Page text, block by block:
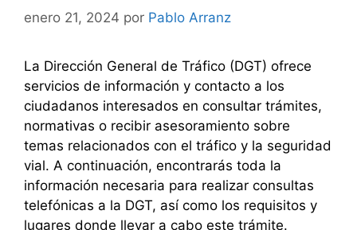
enero 21, 2024 por Pablo Arranz
La Dirección General de Tráfico (DGT) ofrece
servicios de información y contacto a los
ciudadanos interesados en consultar trámites,
normativas o recibir asesoramiento sobre
temas relacionados con el tráfico y la seguridad
vial. A continuación, encontrarás toda la
información necesaria para realizar consultas
telefónicas a la DGT, así como los requisitos y
lugares donde llevar a cabo este trámite.